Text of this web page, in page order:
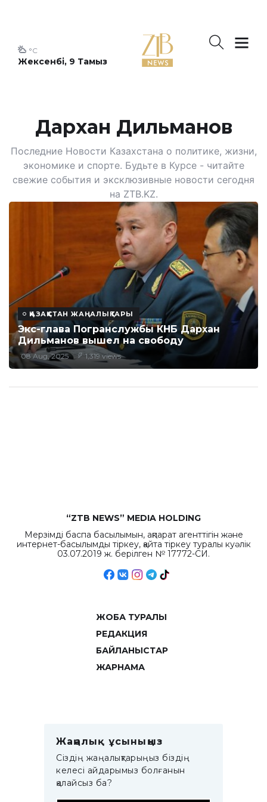
Жексенбі, 9 Тамыз
°C
Дархан Дильманов
Последние Новости Казахстана о политике, жизни,
экономике и спорте. Будьте в Курсе - читайте
свежие события и эксклюзивные новости сегодня
на ZTB.KZ.
ҚАЗАҚСТАН ЖАҢАЛЫҚТАРЫ
Экс-глава Погранслужбы КНБ Дархан
Дильманов вышел на свободу
08 Aug, 2025 1,319 views
“ZTB NEWS” MEDIA HOLDING
Мерзімді баспа басылымын, ақпарат агенттігін және
интернет-басылымды тіркеу, қайта тіркеу туралы куәлік
03.07.2019 ж. берілген № 17772-СИ.
ЖОБА ТУРАЛЫ
РЕДАКЦИЯ
БАЙЛАНЫСТАР
ЖАРНАМА
Жаңалық ұсыныңыз
Сіздің жаңалықтарыңыз біздің
келесі айдарымыз болғанын
қалайсыз ба?